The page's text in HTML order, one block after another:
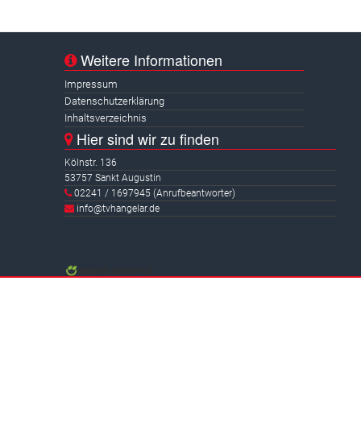
Weitere Informationen
Impressum
Datenschutzerklärung
Inhaltsverzeichnis
Hier sind wir zu finden
Kölnstr. 136
53757 Sankt Augustin
02241 / 1697945 (Anrufbeantworter)
info@tvhangelar.de